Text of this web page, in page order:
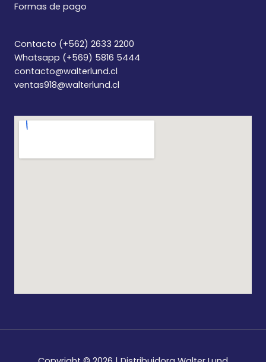
Formas de pago
Contacto (+562) 2633 2200
Whatsapp (+569) 5816 5444
contacto@walterlund.cl
ventas918@walterlund.cl